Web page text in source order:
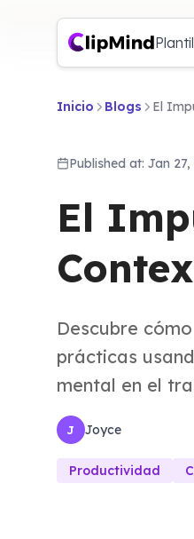
Inicio Blogs El
Published at: Jan 27,
El
Descubre
prácticas
mental en el
J Joyce
Productividad